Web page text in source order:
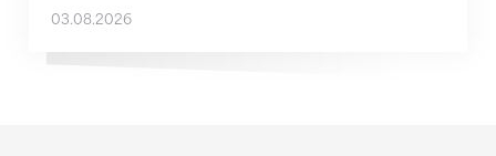
03.08.2026